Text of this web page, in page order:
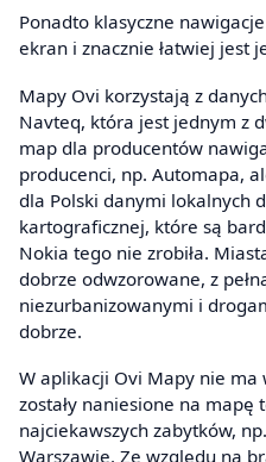
Ponadto klasyczne
ekran i znacznie łatwiej jest
Mapy Ovi korzystają z
Navteq, która jest jednym z
map dla producentów
producenci, np. Automapa,
dla Polski danymi lokalnych
kartograficznej, które są
Nokia tego nie zrobiła.
dobrze odwzorowane, z
niezurbanizowanymi i
dobrze.
W aplikacji Ovi Mapy nie ma
zostały naniesione na mapę
najciekawszych zabytków,
Warszawie. Ze względu na